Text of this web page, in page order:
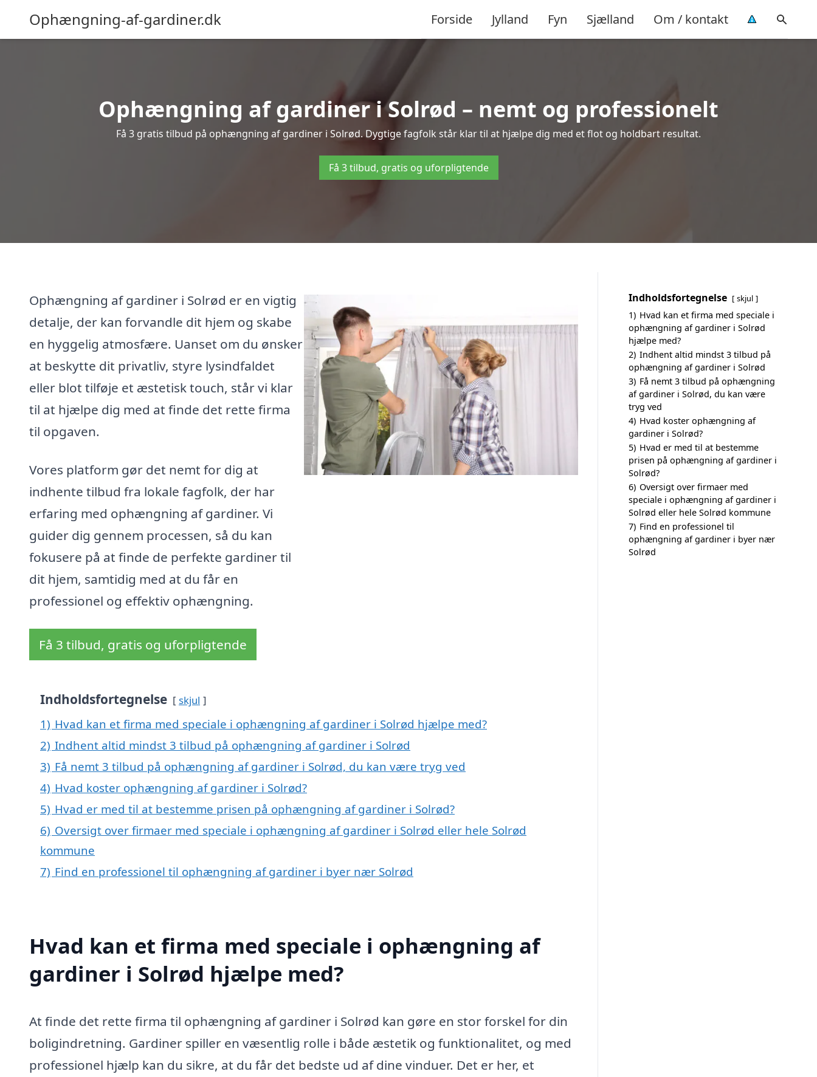
Ophængning-af-gardiner.dk Forside Jylland Fyn Sjælland Om / kontakt
Ophængning af gardiner i Solrød – nemt og professionelt
Få 3 gratis tilbud på ophængning af gardiner i Solrød. Dygtige fagfolk står klar til at hjælpe dig med et flot og holdbart resultat.
Få 3 tilbud, gratis og uforpligtende
Ophængning af gardiner i Solrød er en vigtig
detalje, der kan forvandle dit hjem og skabe
en hyggelig atmosfære. Uanset om du ønsker
at beskytte dit privatliv, styre lysindfaldet
eller blot tilføje et æstetisk touch, står vi klar
til at hjælpe dig med at finde det rette firma
til opgaven.
Vores platform gør det nemt for dig at
indhente tilbud fra lokale fagfolk, der har
erfaring med ophængning af gardiner. Vi
guider dig gennem processen, så du kan
fokusere på at finde de perfekte gardiner til
dit hjem, samtidig med at du får en
professionel og effektiv ophængning.
Få 3 tilbud, gratis og uforpligtende
Indholdsfortegnelse skjul
1) Hvad kan et firma med speciale i ophængning af gardiner i Solrød hjælpe med?
2) Indhent altid mindst 3 tilbud på ophængning af gardiner i Solrød
3) Få nemt 3 tilbud på ophængning af gardiner i Solrød, du kan være tryg ved
4) Hvad koster ophængning af gardiner i Solrød?
5) Hvad er med til at bestemme prisen på ophængning af gardiner i Solrød?
6) Oversigt over firmaer med speciale i ophængning af gardiner i Solrød eller hele Solrød
kommune
7) Find en professionel til ophængning af gardiner i byer nær Solrød
Hvad kan et firma med speciale i ophængning af
gardiner i Solrød hjælpe med?
At finde det rette firma til ophængning af gardiner i Solrød kan gøre en stor forskel for din
boligindretning. Gardiner spiller en væsentlig rolle i både æstetik og funktionalitet, og med
professionel hjælp kan du sikre, at du får det bedste ud af dine vinduer. Det er her, et
Indholdsfortegnelse skjul
1) Hvad kan et firma med speciale i
ophængning af gardiner i Solrød
hjælpe med?
2) Indhent altid mindst 3 tilbud på
ophængning af gardiner i Solrød
3) Få nemt 3 tilbud på ophængning
af gardiner i Solrød, du kan være
tryg ved
4) Hvad koster ophængning af
gardiner i Solrød?
5) Hvad er med til at bestemme
prisen på ophængning af gardiner i
Solrød?
6) Oversigt over firmaer med
speciale i ophængning af gardiner i
Solrød eller hele Solrød kommune
7) Find en professionel til
ophængning af gardiner i byer nær
Solrød